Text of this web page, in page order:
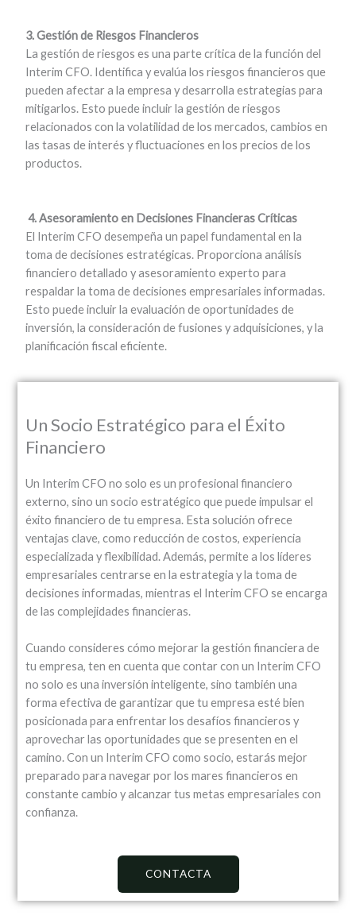
3. Gestión de Riesgos Financieros
La gestión de riesgos es una parte crítica de la función del
Interim CFO. Identifica y evalúa los riesgos financieros que
pueden afectar a la empresa y desarrolla estrategias para
mitigarlos. Esto puede incluir la gestión de riesgos
relacionados con la volatilidad de los mercados, cambios en
las tasas de interés y fluctuaciones en los precios de los
productos.
4. Asesoramiento en Decisiones Financieras Críticas
El Interim CFO desempeña un papel fundamental en la
toma de decisiones estratégicas. Proporciona análisis
financiero detallado y asesoramiento experto para
respaldar la toma de decisiones empresariales informadas.
Esto puede incluir la evaluación de oportunidades de
inversión, la consideración de fusiones y adquisiciones, y la
planificación fiscal eficiente.
Un Socio Estratégico para el Éxito
Financiero
Un Interim CFO no solo es un profesional financiero
externo, sino un socio estratégico que puede impulsar el
éxito financiero de tu empresa. Esta solución ofrece
ventajas clave, como reducción de costos, experiencia
especializada y flexibilidad. Además, permite a los líderes
empresariales centrarse en la estrategia y la toma de
decisiones informadas, mientras el Interim CFO se encarga
de las complejidades financieras.
Cuando consideres cómo mejorar la gestión financiera de
tu empresa, ten en cuenta que contar con un Interim CFO
no solo es una inversión inteligente, sino también una
forma efectiva de garantizar que tu empresa esté bien
posicionada para enfrentar los desafíos financieros y
aprovechar las oportunidades que se presenten en el
camino. Con un Interim CFO como socio, estarás mejor
preparado para navegar por los mares financieros en
constante cambio y alcanzar tus metas empresariales con
confianza.
CONTACTA